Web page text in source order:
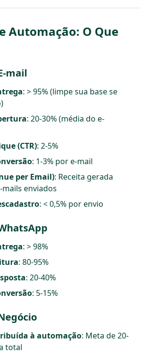
Automação: O Que
mail
: > 95% (limpe sua base se
: 20-30% (média do e-
(CTR): 2-5%
: 1-3% por e-mail
per Email): Receita gerada
enviados
: < 0,5% por envio
: > 98%
: 80-95%
: 20-40%
: 5-15%
à automação: Meta de 20-
total